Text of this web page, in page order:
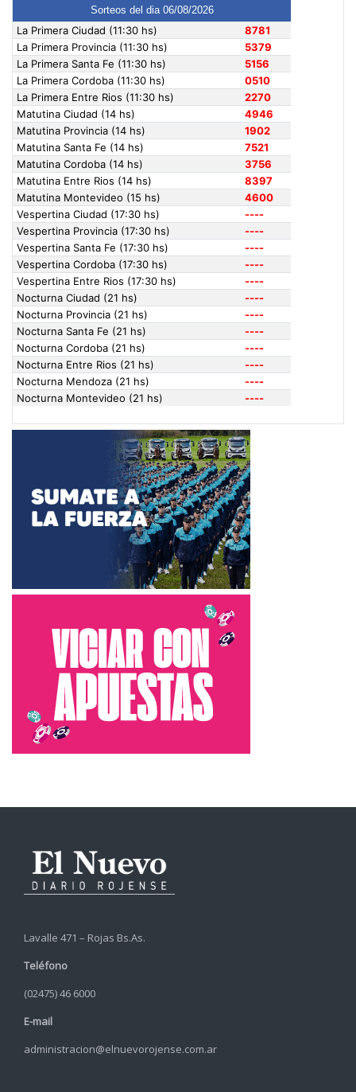
Lavalle 471 – Rojas Bs.As.
Teléfono
(02475) 46 6000
E-mail
administracion@elnuevorojense.com.ar